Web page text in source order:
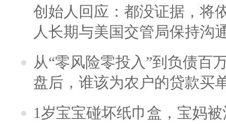
创始人回应：都没证据，将
人长期与美国交管局保持沟
从“零风险零投入”到负债百
盘后，谁该为农户的贷款买
1岁宝宝碰坏纸巾盒，宝妈